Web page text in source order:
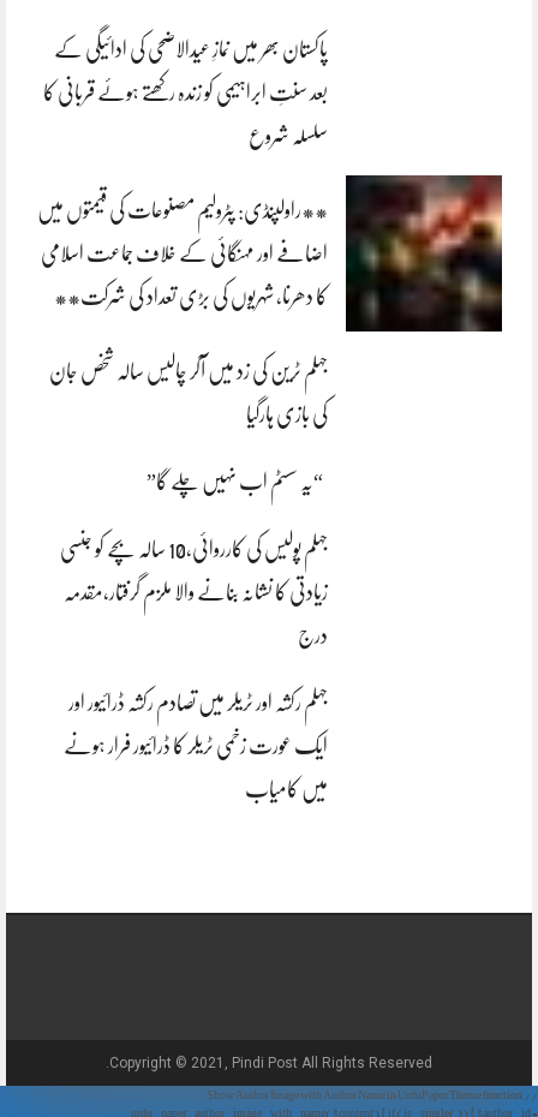
پاکستان بھر میں نمازِ عیدالاضحی کی ادائیگی کے
بعد سنتِ ابراہیمی کو زندہ رکھتے ہوئے قربانی کا
سلسلہ شروع
**راولپنڈی: پٹرولیم مصنوعات کی قیمتوں میں
اضافے اور مہنگائی کے خلاف جماعت اسلامی
کا دھرنا، شہریوں کی بڑی تعداد کی شرکت**
جہلم ٹرین کی زد میں آکر چالیس سالہ شخص جان
کی بازی ہارگیا
“یہ سسٹم اب نہیں چلے گا”
جہلم پولیس کی کارروائی،10 سالہ بچے کو جنسی
زیادتی کا نشانہ بنانے والا ملزم گرفتار،مقدمہ
درج
جہلم رکشہ اور ٹریلر میں تصادم رکشہ ڈرائیور اور
ایک عورت زخمی ٹریلر کا ڈرائیور فرار ہونے
میں کامیاب
Copyright © 2021, Pindi Post All Rights Reserved.
// Show Author Image with Author Name in UrduPaper Theme function
urdu_paper_author_image_with_name($content) { if (is_single()) { $author_id =